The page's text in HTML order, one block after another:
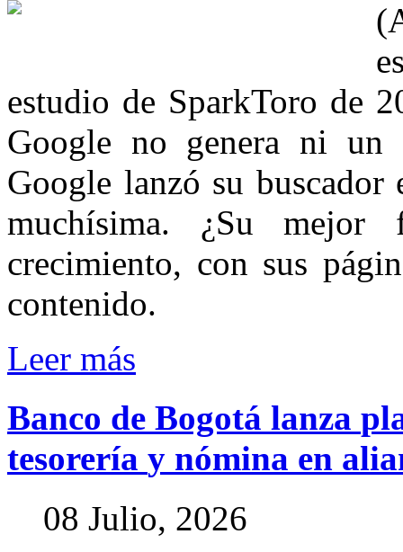
estudio de SparkToro de
Google no genera ni un
Google lanzó su buscador
muchísima. ¿Su mejor
crecimiento, con sus
contenido.
Leer más
Banco de Bogotá lanza
tesorería y nómina en
08 Julio, 2026